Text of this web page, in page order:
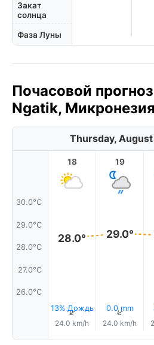
Закат
солнца
Фаза Луны
Почасовой
Ngatik,
Thursday,
30.0°C
29.0°C
28.0°C
27.0°C
26.0°C
18
28.0°
13% Дождь
↑
24.0 km/h
19
29.0°
0.0 mm
↑
24.0 km/h